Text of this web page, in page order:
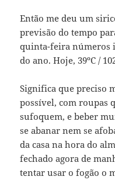
Então me deu um
previsão do tempo
quinta-feira números
do ano. Hoje, 39ºC /
Significa que preciso
possível, com roupas
sufoquem, e beber
se abanar nem se
da casa na hora do
fechado agora de
tentar usar o fogão o